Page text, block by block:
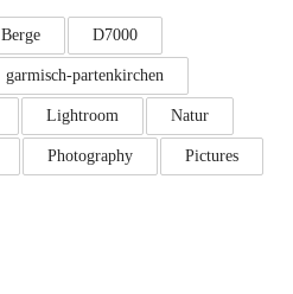
Berge D7000
garmisch-partenkirchen
Lightroom Natur
Photography Pictures